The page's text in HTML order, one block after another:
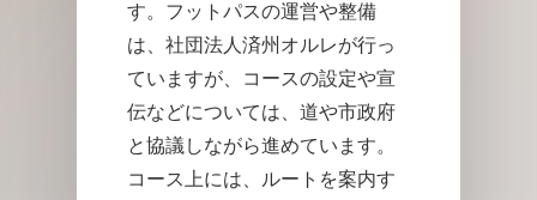
す。フットパスの運営や整備
は、社団法人済州オルレが行っ
ていますが、コースの設定や宣
伝などについては、道や市政府
と協議しながら進めています。
コース上には、ルートを案内す